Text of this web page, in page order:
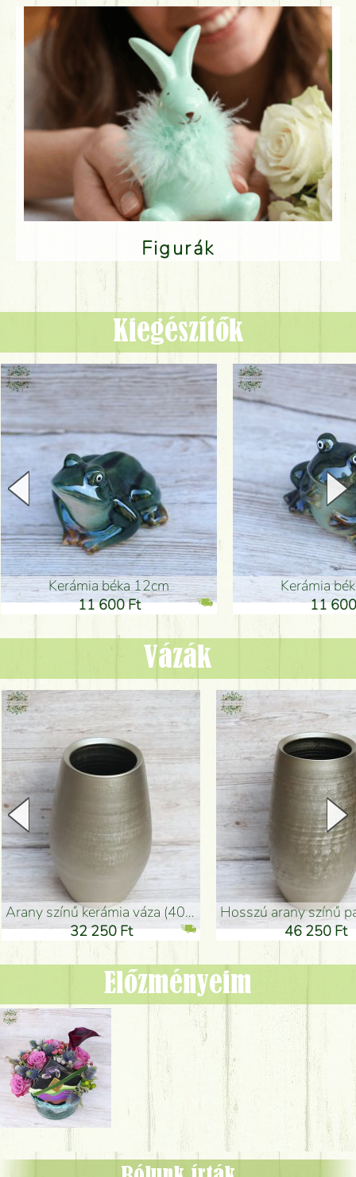
Figurák
Kiegészítők
Kerámia béka 12cm
11 600 Ft
Kerámia
11
Vázák
arany színű kerámia váza (40x26cm)
32 250 Ft
hosszú arany színű
46 250 Ft
Előzményeim